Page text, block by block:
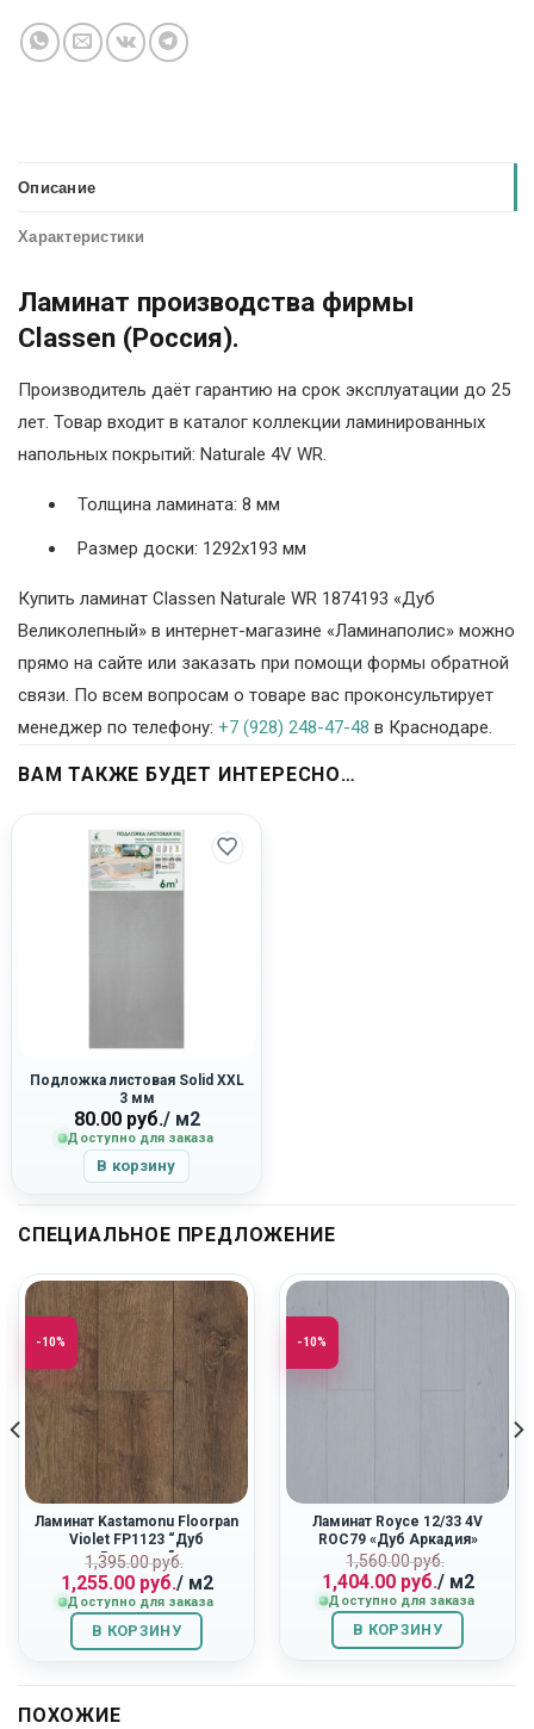
Описание
Характеристики
Ламинат производства фирмы
Classen (Россия).
Производитель даёт гарантию на срок эксплуатации до 25
лет. Товар входит в каталог коллекции ламинированных
напольных покрытий: Naturale 4V WR.
Толщина ламината: 8 мм
Размер доски: 1292х193 мм
Купить ламинат Classen Naturale WR 1874193 «Дуб
Великолепный» в интернет-магазине «Ламинаполис» можно
прямо на сайте или заказать при помощи формы обратной
связи. По всем вопросам о товаре вас проконсультирует
менеджер по телефону: +7 (928) 248-47-48 в Краснодаре.
ВАМ ТАКЖЕ БУДЕТ ИНТЕРЕСНО…
Подложка листовая Solid XXL
3 мм
80.00руб./ м2
Доступно для заказа
В корзину
СПЕЦИАЛЬНОЕ ПРЕДЛОЖЕНИЕ
-10%
Ламинат Kastamonu Floorpan
Violet FP1123 “Дуб
Вояджер”
1,395.00руб.
Первоначальная
цена
составляла
1,395.00
руб..
1,255.00руб.
Текущая
цена:
1,255.00
руб..
/ м2
Доступно для заказа
В КОРЗИНУ
-10%
Ламинат Royce 12/33 4V
ROC79 «Дуб Аркадия»
1,560.00руб.
цена
составляла
1,560.00
руб..
1,404.00руб.
Текущая
цена:
1,404.00
руб..
/ м2
Доступно для заказа
В КОРЗИНУ
ПОХОЖИЕ